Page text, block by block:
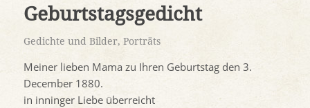
Geburtstagsgedicht
Gedichte und Bilder, Porträts
Meiner lieben Mama zu Ihren Geburtstag den 3.
December 1880.
in inninger Liebe überreicht